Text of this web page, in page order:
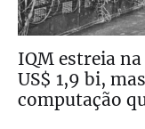
IQM estreia
US$ 1,9 bi,
computação